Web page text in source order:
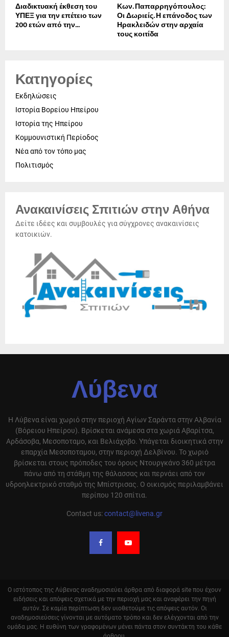
Διαδικτυακή έκθεση του
ΥΠΕΞ για την επέτειο των
200 ετών από την...
Κων. Παπαρρηγόπουλος:
Οι Δωριείς. Η επάνοδος των
Ηρακλειδών στην αρχαία
τους κοιτίδα
Κατηγορίες
Εκδηλώσεις
Ιστορία Βορείου Ηπείρου
Ιστορία της Ηπείρου
Κομμουνιστική Περίοδος
Νέα από τον τόπο μας
Πολιτισμός
Ανακαινίσεις Σπιτιών στην Αθήνα
Δείτε ιδέες και συμβουλές για σύγχρονες ανακαινίσεις
κατοικιών.
Λύβενα
Η Λύβενα είναι χωριό στην περιοχή Αγίων Σαράντα στην Αλβανία
(Βόρειου Ηπείρου). Βρίσκεται ανάμεσα στα χωριά Αβαρίτσα,
Αρδάσοβα, Μεσοποταμο, και Βελιάχοβο. Υπάγεται διοικητικά στην
επαρχία Μεσοποταμου, στην περιοχή Δελβίνου. Το χωριό
βρίσκεται στους πρόποδες του όρους Ντουργκάνο 360 μέτρα
πάνω από τη στάθμη της θάλασσας και περνάει από τον
υδροηλεκτρικό σταθμό της Μπίστρισας. Ο οικισμός περιλαμβάνει
περίπου 120 σπίτια.
Contact us:contact@livena.gr
Ο ιστότοπος της Λύβενας αναδημοσιεύει άρθρα από διαφορά site που έχουν
ειδήσεις και απόψεις σχετικά με την περιοχή μας και αναφέρει την πηγή
αυτόν. Σε καμία περίπτωση δεν υιοθετούμε τις απόψεις αυτόν. Οι
αναδημοσιεύσεις γίνονται με αυτόματο τρόπο και δεν ελέγχονται από την
ομάδα μας. Η ευθύνη των γραφομένων μένει πάντα στον συντάκτη του κάθε